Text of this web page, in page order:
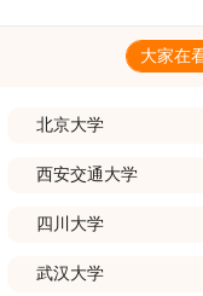
表现优异者，毕业后可优先获
请条件与报名流程（一）基本
相应规定：本科直博生须符合
求。硕博连读与申请-考核制
研究生招生的基本条件及各学
人须提前与意向导师沟通确认
名：本科直博生须按规定时间
报。硕博连读与申请-考核制
统，选择“国家实验室联培专
名时间节点本科直博生报名以
年3月15日至4月20日，具体
的招生章程、简章及专业目录
视为自动放弃。（三）申请材
填写《博士入学申请材料自查
齐全、顺序正确。所有纸质
上午10:00前寄达经济学院研
时间以签收时间为准，逾期不
请严格对照材料清单顺序整理
虚作假者，资格审查将不予通
报名信息的真实性和准确性负
改。如确需修改，须在报名截
审查学院将依据网上报名信息
考生报考资格、材料完整性及
养全过程。通过修订导师立德
成长中的关键角色，推动形成
强学术规范和学风建设方面，
气正的学术环境。（二）完善
育、智育、体育、美育和劳育
通过课程教学、科研训练、社
素质，培养具有创新精神、实
优化招生与学科结构，服务国
重大战略和区域发展需要，不
生教育服务经济社会发展的能
点、1个博士专业学位点，以
学位点。“十四五”期间，学校
规模增长达211%。在招生宣
大家在
北京大学
西安交通大学
四川大学
武汉大学